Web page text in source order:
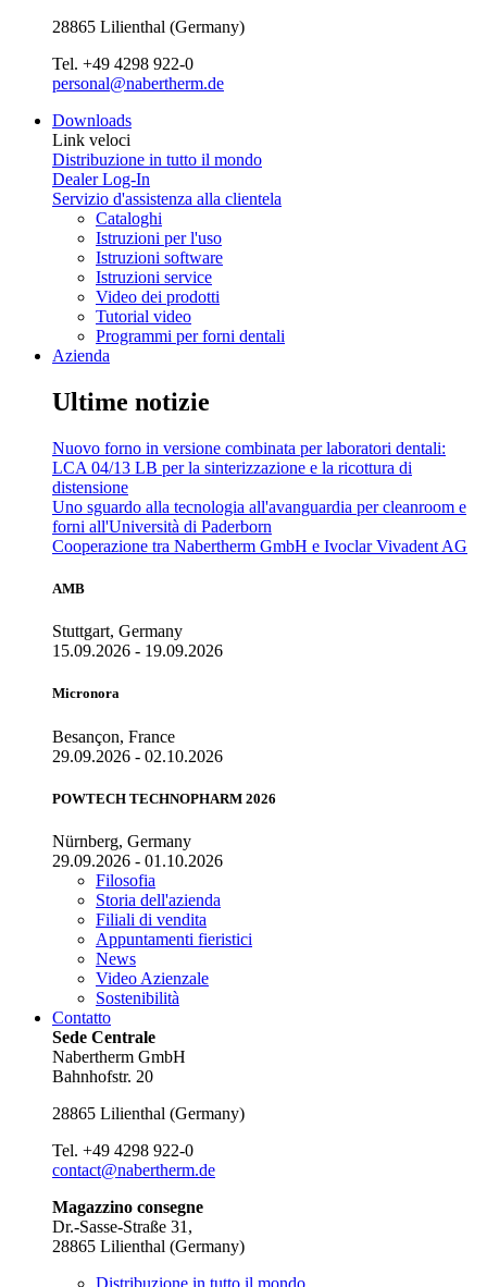
28865 Lilienthal (Germany)
Tel. +49 4298 922-0
personal@nabertherm.de
Downloads
Link veloci
Distribuzione in tutto il mondo
Dealer Log-In
Servizio d'assistenza alla clientela
Cataloghi
Istruzioni per l'uso
Istruzioni software
Istruzioni service
Video dei prodotti
Tutorial video
Programmi per forni dentali
Azienda
Ultime notizie
Nuovo forno in versione combinata per laboratori dentali:
LCA 04/13 LB per la sinterizzazione e la ricottura di
distensione
Uno sguardo alla tecnologia all'avanguardia per cleanroom e
forni all'Università di Paderborn
Cooperazione tra Nabertherm GmbH e Ivoclar Vivadent AG
AMB
Stuttgart, Germany
15.09.2026 - 19.09.2026
Micronora
Besançon, France
29.09.2026 - 02.10.2026
POWTECH TECHNOPHARM 2026
Nürnberg, Germany
29.09.2026 - 01.10.2026
Filosofia
Storia dell'azienda
Filiali di vendita
Appuntamenti fieristici
News
Video Azienzale
Sostenibilità
Contatto
Sede Centrale
Nabertherm GmbH
Bahnhofstr. 20
28865 Lilienthal (Germany)
Tel. +49 4298 922-0
contact@nabertherm.de
Magazzino consegne
Dr.-Sasse-Straße 31,
28865 Lilienthal (Germany)
Distribuzione in tutto il mondo